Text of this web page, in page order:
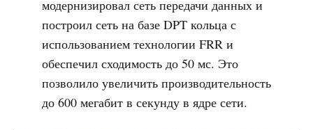
модернизировал сеть передачи данных и
построил сеть на базе DPT кольца с
использованием технологии FRR и
обеспечил сходимость до 50 мс. Это
позволило увеличить производительность
до 600 мегабит в секунду в ядре сети.